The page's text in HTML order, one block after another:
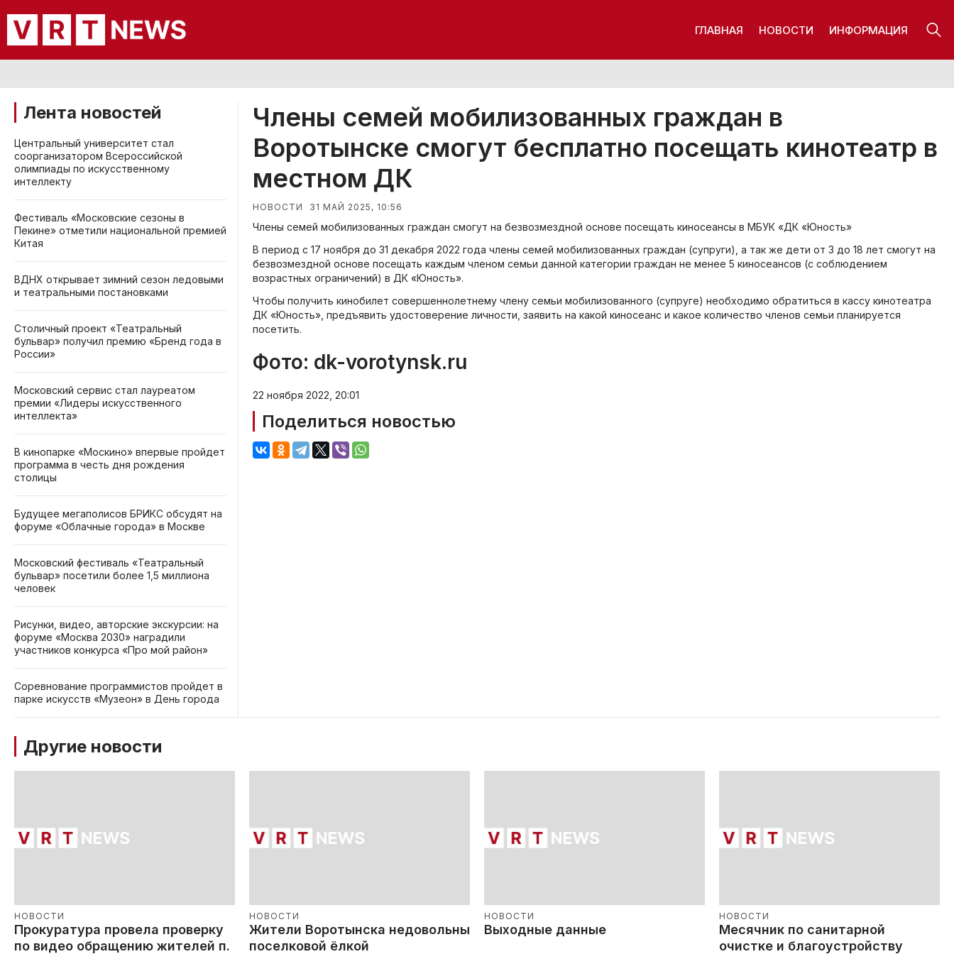
ГЛАВНАЯ НОВОСТИ ИНФОРМАЦИЯ
Лента новостей
Центральный университет стал
соорганизатором Всероссийской
олимпиады по искусственному
интеллекту
Фестиваль «Московские сезоны в
Пекине» отметили национальной премией
Китая
ВДНХ открывает зимний сезон ледовыми
и театральными постановками
Столичный проект «Театральный
бульвар» получил премию «Бренд года в
России»
Московский сервис стал лауреатом
премии «Лидеры искусственного
интеллекта»
В кинопарке «Москино» впервые пройдет
программа в честь дня рождения
столицы
Будущее мегаполисов БРИКС обсудят на
форуме «Облачные города» в Москве
Московский фестиваль «Театральный
бульвар» посетили более 1,5 миллиона
человек
Рисунки, видео, авторские экскурсии: на
форуме «Москва 2030» наградили
участников конкурса «Про мой район»
Соревнование программистов пройдет в
парке искусств «Музеон» в День города
Члены семей мобилизованных граждан в
Воротынске смогут бесплатно посещать кинотеатр в
местном ДК
НОВОСТИ 31 МАЙ 2025, 10:56
Члены семей мобилизованных граждан смогут на безвозмездной основе посещать киносеансы в МБУК «ДК «Юность»
В период с 17 ноября до 31 декабря 2022 года члены семей мобилизованных граждан (супруги), а так же дети от 3 до 18 лет смогут на
безвозмездной основе посещать каждым членом семьи данной категории граждан не менее 5 киносеансов (с соблюдением
возрастных ограничений) в ДК «Юность».
Чтобы получить кинобилет совершеннолетнему члену семьи мобилизованного (супруге) необходимо обратиться в кассу кинотеатра
ДК «Юность», предъявить удостоверение личности, заявить на какой киносеанс и какое количество членов семьи планируется
посетить.
Фото: dk-vorotynsk.ru
22 ноября 2022, 20:01
Поделиться новостью
Другие новости
НОВОСТИ
Прокуратура провела проверку
по видео обращению жителей п.
НОВОСТИ
Жители Воротынска недовольны
поселковой ёлкой
НОВОСТИ
Выходные данные
НОВОСТИ
Месячник по санитарной
очистке и благоустройству